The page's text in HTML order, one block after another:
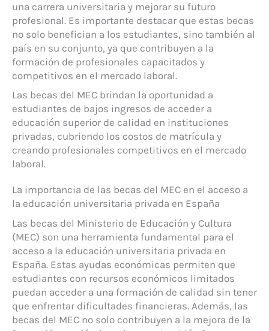
una carrera universitaria y mejorar su futuro
profesional. Es importante destacar que estas becas
no solo benefician a los estudiantes, sino también al
país en su conjunto, ya que contribuyen a la
formación de profesionales capacitados y
competitivos en el mercado laboral.
Las becas del MEC brindan la oportunidad a
estudiantes de bajos ingresos de acceder a
educación superior de calidad en instituciones
privadas, cubriendo los costos de matrícula y
creando profesionales competitivos en el mercado
laboral.
La importancia de las becas del MEC en el acceso a
la educación universitaria privada en España
Las becas del Ministerio de Educación y Cultura
(MEC) son una herramienta fundamental para el
acceso a la educación universitaria privada en
España. Estas ayudas económicas permiten que
estudiantes con recursos económicos limitados
puedan acceder a una formación de calidad sin tener
que enfrentar dificultades financieras. Además, las
becas del MEC no solo contribuyen a la mejora de la